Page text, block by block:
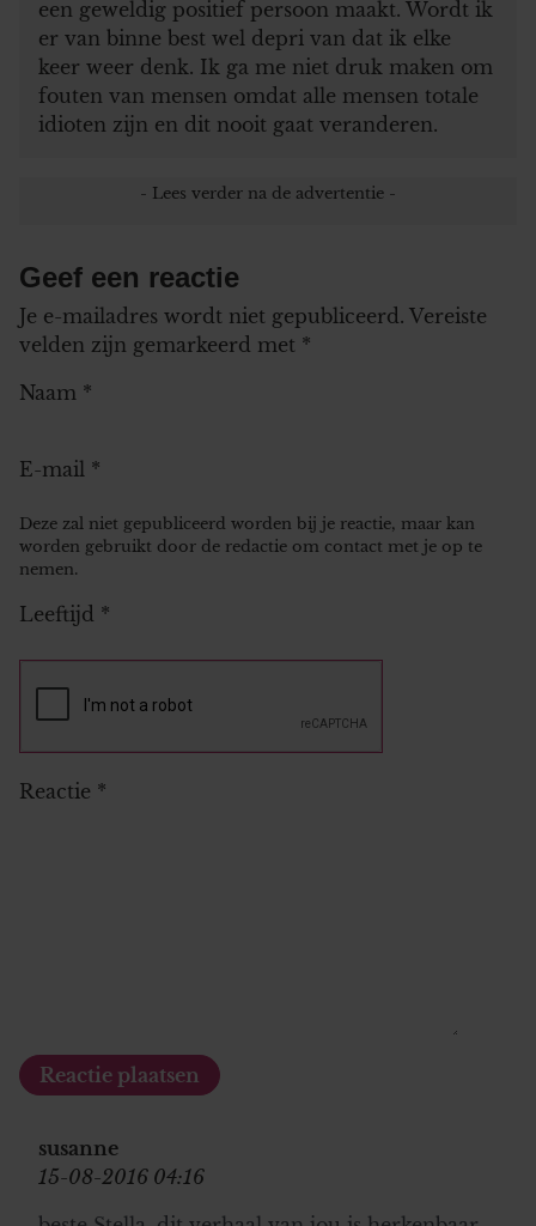
een geweldig positief persoon maakt. Wordt ik
er van binne best wel depri van dat ik elke
keer weer denk. Ik ga me niet druk maken om
fouten van mensen omdat alle mensen totale
idioten zijn en dit nooit gaat veranderen.
Geef een reactie
Je e-mailadres wordt niet gepubliceerd. Vereiste
velden zijn gemarkeerd met *
Naam *
E-mail *
Deze zal niet gepubliceerd worden bij je reactie, maar kan
worden gebruikt door de redactie om contact met je op te
nemen.
Leeftijd *
Reactie *
susanne
15-08-2016 04:16